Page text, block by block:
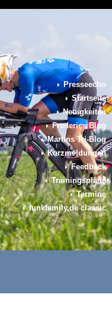
Presseecho
Startseite
Neuigkeiten
Frederics Blog
Martins Tri-Blog
Kurzmeldungen
Feedback
Trainingspläne
Termine
funkfamily.de classic